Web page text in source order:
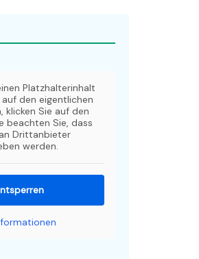
Platzhalterinhalt
auf den eigentlichen
klicken Sie auf den
beachten Sie, dass
Drittanbieter
werden.